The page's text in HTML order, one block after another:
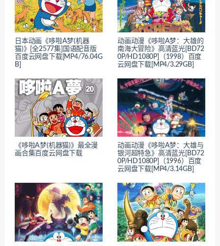
日本动画《哆啦A梦(机器
猫)》[全2577集]国语配音版
百度云网盘下载[MP4/76.04G
B]
动画动漫《哆啦A梦：大雄的
南海大冒险》高清蓝光[BD72
0P/HD1080P]（1998）百度
云网盘下载[MP4/3.29GB]
《哆啦A梦(机器猫)》最全漫
画合集百度云网盘下载
动画动漫《哆啦A梦：大雄与
银河超特急》高清蓝光[BD72
0P/HD1080P]（1996）百度
云网盘下载[MP4/3.14GB]